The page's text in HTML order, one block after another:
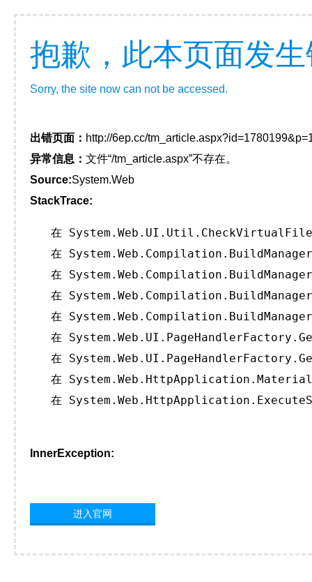
抱歉，此本页面发
Sorry, the site now can not be accessed.
出错页面： http://6ep.cc/
异常信息： 文件“/tm_article.aspx”不存在。
Source:System.Web
StackTrace:
在
在
在
在
在
在
在
在
在
InnerException:
进入官网